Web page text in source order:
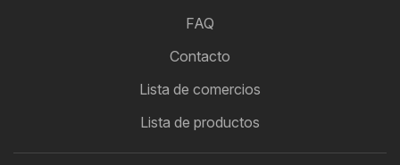
FAQ
Contacto
Lista de comercios
Lista de productos